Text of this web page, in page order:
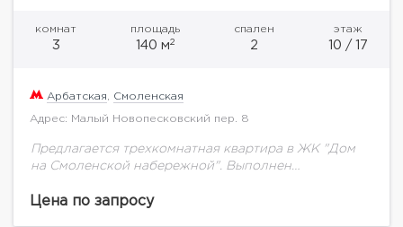
комнат
3
площадь
140 м2
спален
2
этаж
10 / 17
Арбатская Смоленская
Адрес: Малый Новопесковский пер. 8
Предлагается трехкомнатная квартира в ЖК "Дом
на Смоленской набережной". Выполнен
экологически чистых материалов. Встроенная кухня
Цена по запросу